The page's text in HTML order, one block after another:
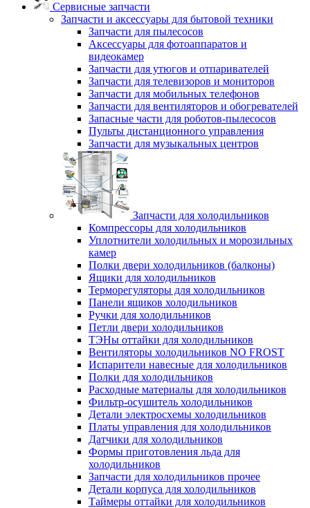
Сервисные запчасти
Запчасти и аксессуары для бытовой техники
Запчасти для пылесосов
Аксессуары для фотоаппаратов и
видеокамер
Запчасти для утюгов и отпаривателей
Запчасти для телевизоров и мониторов
Запчасти для мобильных телефонов
Запчасти для вентиляторов и обогревателей
Запасные части для роботов-пылесосов
Пульты дистанционного управления
Запчасти для музыкальных центров
Запчасти для холодильников
Компрессоры для холодильников
Уплотнители холодильных и морозильных
камер
Полки двери холодильников (балконы)
Ящики для холодильников
Терморегуляторы для холодильников
Панели ящиков холодильников
Ручки для холодильников
Петли двери холодильников
ТЭНы оттайки для холодильников
Вентиляторы холодильников NO FROST
Испарители навесные для холодильников
Полки для холодильников
Расходные материалы для холодильников
Фильтр-осушитель холодильников
Детали электросхемы холодильников
Платы управления для холодильников
Датчики для холодильников
Формы приготовления льда для
холодильников
Запчасти для холодильников прочее
Детали корпуса для холодильников
Таймеры оттайки для холодильников